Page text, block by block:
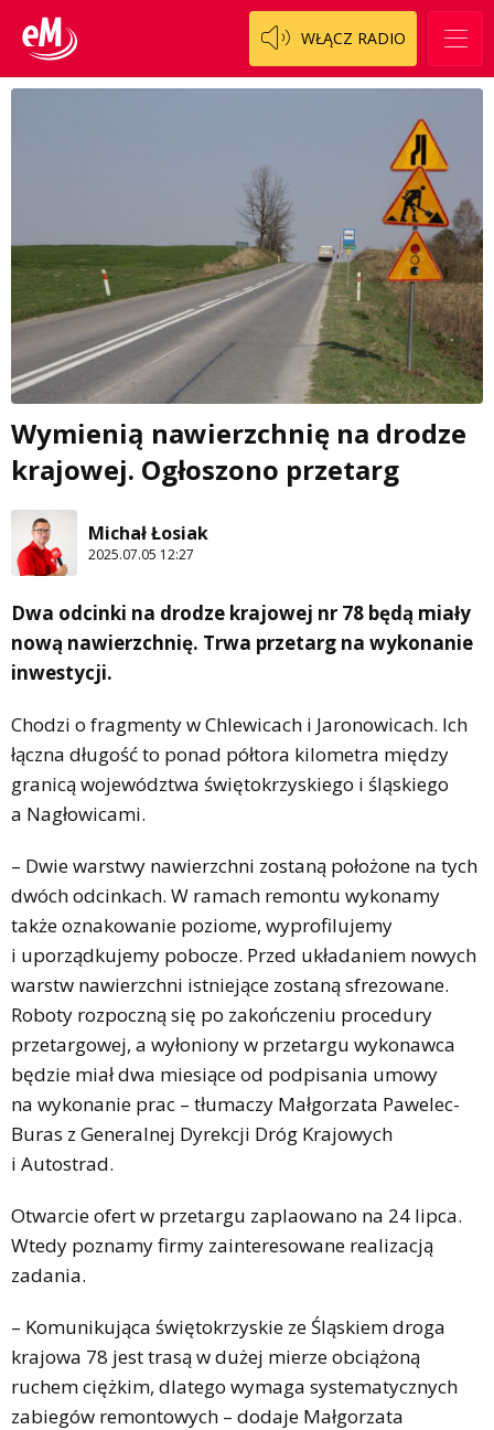
WŁĄCZ RADIO
Wymienią nawierzchnię na drodze
krajowej. Ogłoszono przetarg
Michał Łosiak
2025.07.05 12:27
Dwa odcinki na drodze krajowej nr 78 będą miały
nową nawierzchnię. Trwa przetarg na wykonanie
inwestycji.
Chodzi o fragmenty w Chlewicach i Jaronowicach. Ich
łączna długość to ponad półtora kilometra między
granicą województwa świętokrzyskiego i śląskiego
a Nagłowicami.
– Dwie warstwy nawierzchni zostaną położone na tych
dwóch odcinkach. W ramach remontu wykonamy
także oznakowanie poziome, wyprofilujemy
i uporządkujemy pobocze. Przed układaniem nowych
warstw nawierzchni istniejące zostaną sfrezowane.
Roboty rozpoczną się po zakończeniu procedury
przetargowej, a wyłoniony w przetargu wykonawca
będzie miał dwa miesiące od podpisania umowy
na wykonanie prac – tłumaczy Małgorzata Pawelec-
Buras z Generalnej Dyrekcji Dróg Krajowych
i Autostrad.
Otwarcie ofert w przetargu zaplaowano na 24 lipca.
Wtedy poznamy firmy zainteresowane realizacją
zadania.
– Komunikująca świętokrzyskie ze Śląskiem droga
krajowa 78 jest trasą w dużej mierze obciążoną
ruchem ciężkim, dlatego wymaga systematycznych
zabiegów remontowych – dodaje Małgorzata